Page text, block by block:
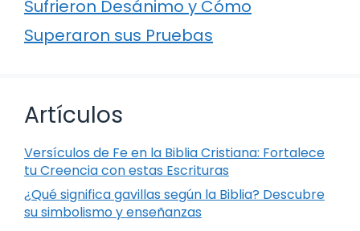
Sufrieron Desánimo y Cómo
Superaron sus Pruebas
Artículos
Versículos de Fe en la Biblia Cristiana: Fortalece
tu Creencia con estas Escrituras
¿Qué significa gavillas según la Biblia? Descubre
su simbolismo y enseñanzas